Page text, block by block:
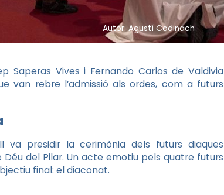
Autor: Agustí Codinach
Saperas Vives i Fernando Carlos de Valdivia
van rebre l’admissió als ordes, com a futurs
va presidir la cerimònia dels futurs diaques
del Pilar. Un acte emotiu pels quatre futurs
final: el diaconat.